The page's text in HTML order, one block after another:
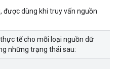
được dùng khi truy vấn nguồn
thực tế cho mỗi loại nguồn dữ
những trạng thái sau: